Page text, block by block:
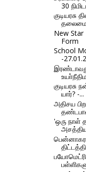
30
குடியரசு
New Star
Form
School
-
குடியரசு
யார்? -...
அதிசய
'ஒரு நாள்